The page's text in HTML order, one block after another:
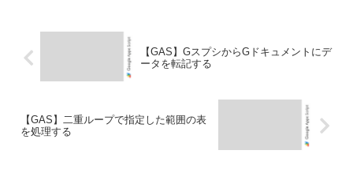
【GAS】GスプシからGドキュメントにデ
ータを転記する
【GAS】二重ループで指定した範囲の表
を処理する